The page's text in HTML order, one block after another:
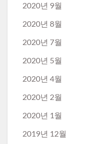
2020년 9월
2020년 8월
2020년 7월
2020년 5월
2020년 4월
2020년 2월
2020년 1월
2019년 12월